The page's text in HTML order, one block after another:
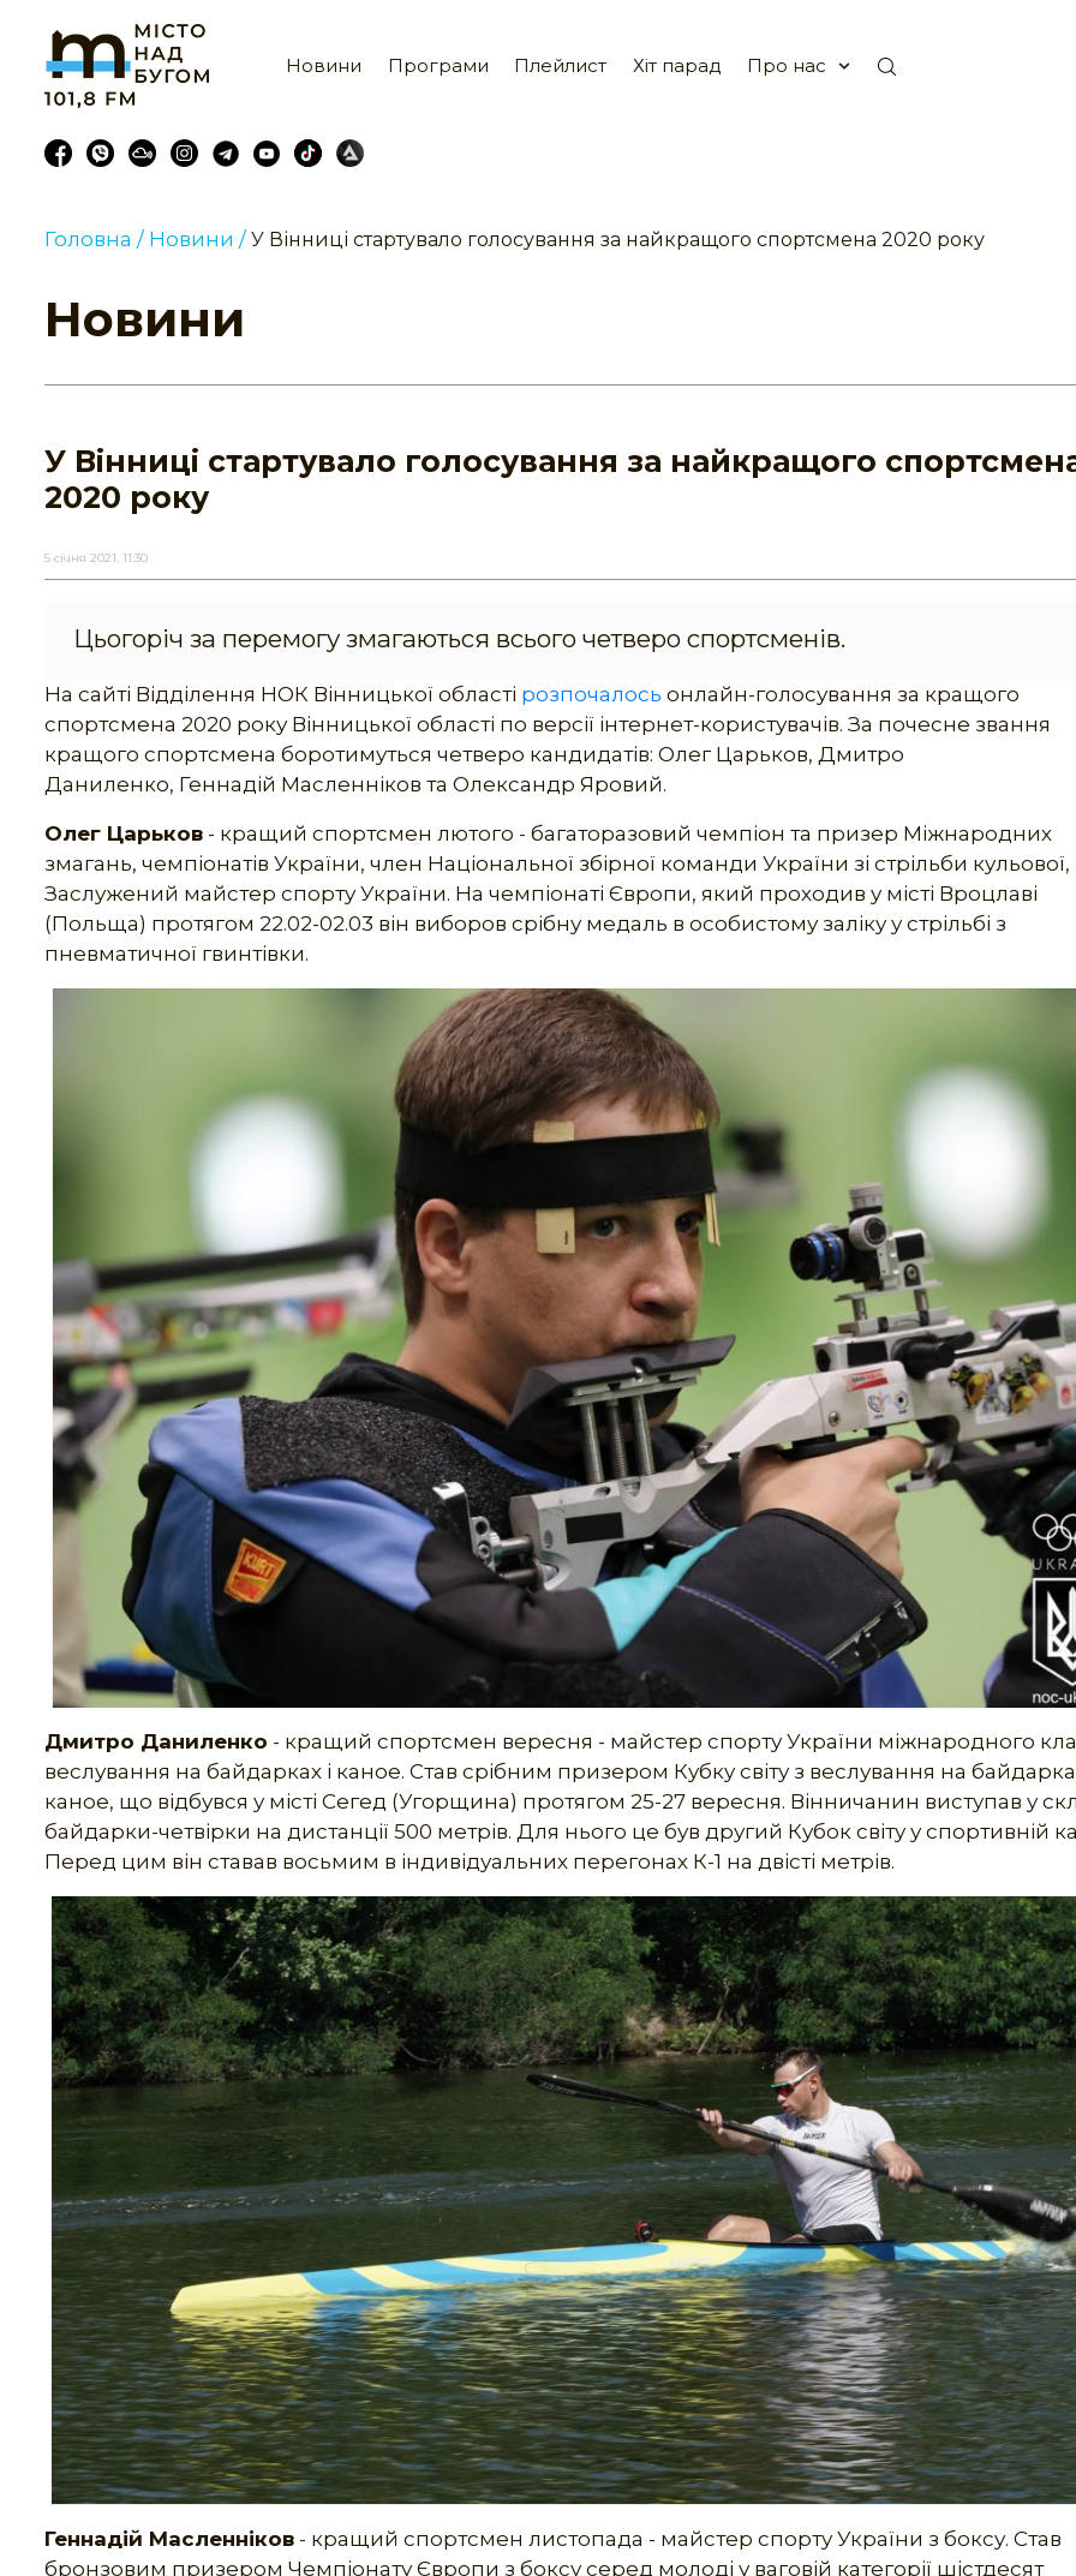
Новини Програми Плейлист Хіт парад Про нас
Головна / Новини / У Вінниці стартувало голосування за найкращого спортсмена 2020 року
Новини
У Вінниці стартувало голосування за найкращого
2020 року
5 січня 2021, 11:30
Цьогоріч за перемогу змагаються всього четверо спортсменів.
На сайті Відділення НОК Вінницької області розпочалось онлайн-голосування за кращого
спортсмена 2020 року Вінницької області по версії інтернет-користувачів. За почесне звання
кращого спортсмена боротимуться четверо кандидатів: Олег Царьков, Дмитро
Даниленко, Геннадій Масленніков та Олександр Яровий.
Олег Царьков - кращий спортсмен лютого - багаторазовий чемпіон та призер Міжнародних
змагань, чемпіонатів України, член Національної збірної команди України зі стрільби кульової,
Заслужений майстер спорту України. На чемпіонаті Європи, який проходив у місті Вроцлаві
(Польща) протягом 22.02-02.03 він виборов срібну медаль в особистому заліку у стрільбі з
пневматичної гвинтівки.
Дмитро Даниленко - кращий спортсмен вересня - майстер спорту України міжнародного
веслування на байдарках і каное. Став срібним призером Кубку світу з веслування на
каное, що відбувся у місті Сегед (Угорщина) протягом 25-27 вересня. Вінничанин виступав у
байдарки-четвірки на дистанції 500 метрів. Для нього це був другий Кубок світу у спортивній
Перед цим він ставав восьмим в індивідуальних перегонах К-1 на двісті метрів.
Геннадій Масленніков - кращий спортсмен листопада - майстер спорту України з боксу. Став
бронзовим призером Чемпіонату Європи з боксу серед молоді у ваговій категорії шістдесят